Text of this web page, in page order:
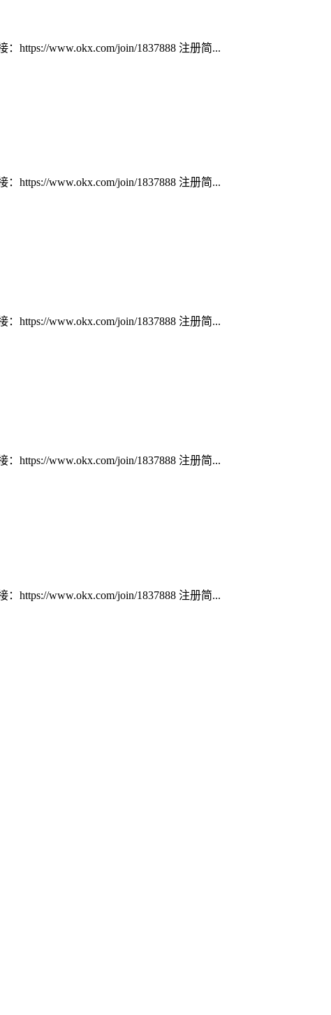
https://www.okx.com/join/1837888 注册简...
https://www.okx.com/join/1837888 注册简...
https://www.okx.com/join/1837888 注册简...
https://www.okx.com/join/1837888 注册简...
https://www.okx.com/join/1837888 注册简...